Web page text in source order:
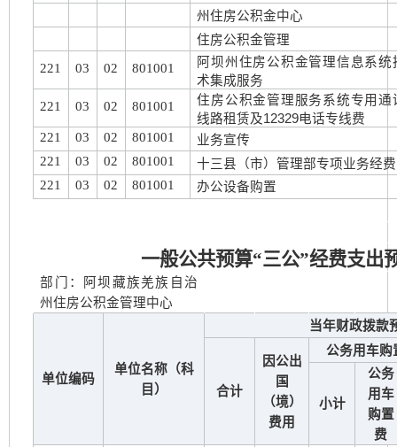
州住房公积金中心
住房公积金管理
221
03 02 801001
阿坝州住房公积金管理信息系统
术集成服务
221
03 02 801001
住房公积金管理服务系统专用通
线路租赁及12329电话专线费
221
03 02 801001
业务宣传
221
03 02 801001
十三县（市）管理部专项业务经费
221
03 02 801001 办公设备购置
一般公共预算“三公”经费支出
部门：阿坝藏族羌族自治
州住房公积金管理中心
单位编码
单位名称（科
目）
当年财政拨款
合计
因公出
国
（境）
费用
公务用车购
小计
公务
用车
购置
费